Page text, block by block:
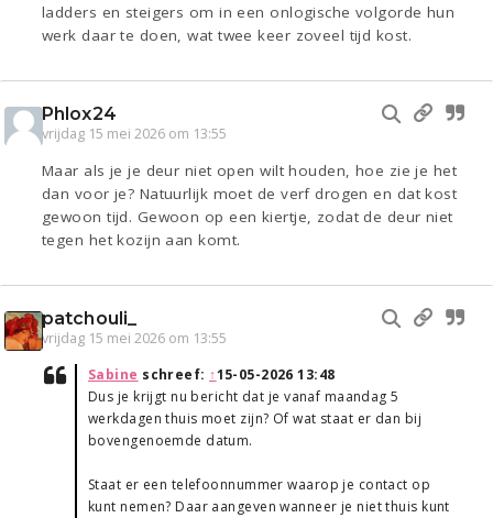
ladders en steigers om in een onlogische volgorde hun
werk daar te doen, wat twee keer zoveel tijd kost.
Phlox24
vrijdag 15 mei 2026 om 13:55
Maar als je je deur niet open wilt houden, hoe zie je het
dan voor je? Natuurlijk moet de verf drogen en dat kost
gewoon tijd. Gewoon op een kiertje, zodat de deur niet
tegen het kozijn aan komt.
patchouli_
vrijdag 15 mei 2026 om 13:55
Sabine schreef: ↑15-05-2026 13:48
Dus je krijgt nu bericht dat je vanaf maandag 5
werkdagen thuis moet zijn? Of wat staat er dan bij
bovengenoemde datum.
Staat er een telefoonnummer waarop je contact op
kunt nemen? Daar aangeven wanneer je niet thuis kunt